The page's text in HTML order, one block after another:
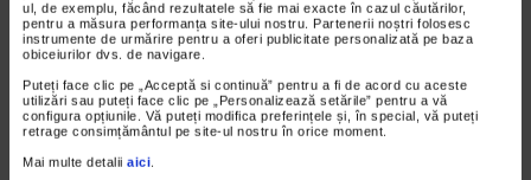
ul, de exemplu, făcând rezultatele să fie mai exacte în cazul căutărilor,
pentru a măsura performanța site-ului nostru. Partenerii noștri folosesc
instrumente de urmărire pentru a oferi publicitate personalizată pe baza
obiceiurilor dvs. de navigare.
Puteți face clic pe „Acceptă si continuă” pentru a fi de acord cu aceste
utilizări sau puteți face clic pe „Personalizează setările” pentru a vă
configura opțiunile. Vă puteți modifica preferințele și, în special, vă puteți
retrage consimțământul pe site-ul nostru în orice moment.
Mai multe detalii aici.
VIDEO